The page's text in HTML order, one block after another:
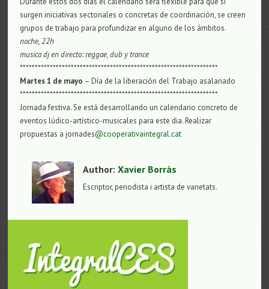
surgen iniciativas sectoriales o concretas de coordinación, se creen
grupos de trabajo para profundizar en alguno de los ámbitos.
noche, 22h
musica dj en directo: reggae, dub y trance
******************************************************************
Martes 1 de mayo – Día de la liberación del Trabajo asalariado
******************************************************************
Jornada festiva. Se está desarrollando un calendario concreto de
eventos lúdico-artístico-musicales para este dia. Realizar
propuestas a jornades@cooperativaintegral.cat
Author:Xavier Borràs
Escriptor, periodista i artista de varietats.